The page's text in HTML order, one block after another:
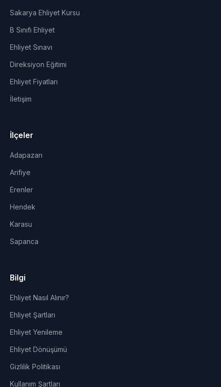
Sakarya Ehliyet Kursu
B Sınıfı Ehliyet
Ehliyet Sınavı
Direksiyon Eğitimi
Ehliyet Fiyatları
İletişim
İlçeler
Adapazarı
Arifiye
Erenler
Hendek
Karasu
Sapanca
Bilgi
Ehliyet Nasıl Alınır?
Ehliyet Şartları
Ehliyet Yenileme
Ehliyet Dönüşümü
Gizlilik Politikası
Kullanım Şartları